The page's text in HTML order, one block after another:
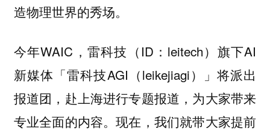
造物理世界的秀场。
今年WAIC，雷科技（ID：leitech）旗下AI
新媒体「雷科技AGI（leikejiagi）」将派出
报道团，赴上海进行专题报道，为大家带来
专业全面的内容。现在，我们就带大家提前